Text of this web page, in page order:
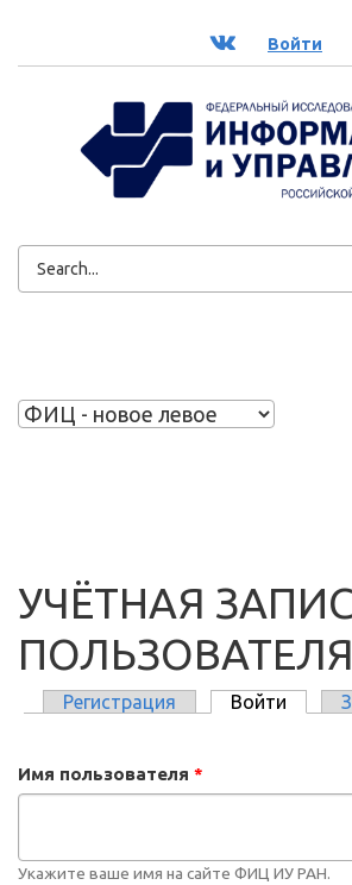
ВК Войти
ФОРМА
УЧЁТНАЯ
ПОЛЬЗОВАТЕЛЯ
Регистрация Войти
Имя пользователя *
Укажите ваше имя на сайте ФИЦ ИУ РАН.